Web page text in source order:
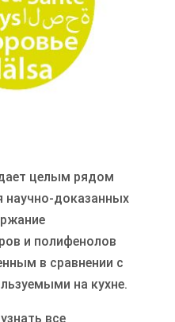
целым рядом
научно-доказанных
и полифенолов
в сравнении с
на кухне.
все